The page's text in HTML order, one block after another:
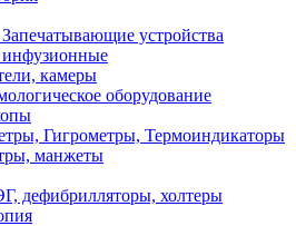
устройства
камеры
оборудование
Гигрометры, Термоиндикаторы
манжеты
дефибрилляторы, холтеры